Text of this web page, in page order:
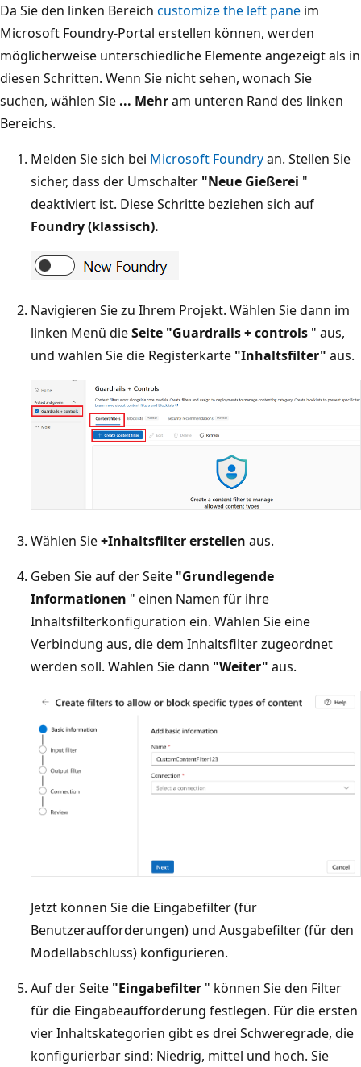
Da Sie den linken Bereich customize the left pane im
Microsoft Foundry-Portal erstellen können, werden
möglicherweise unterschiedliche Elemente angezeigt als in
diesen Schritten. Wenn Sie nicht sehen, wonach Sie
suchen, wählen Sie ... Mehram unteren Rand des linken
Bereichs.
Melden Sie sich bei Microsoft Foundryan. Stellen Sie
sicher, dass der Umschalter "Neue Gießerei "
deaktiviert ist. Diese Schritte beziehen sich auf
Foundry (klassisch).
Navigieren Sie zu Ihrem Projekt. Wählen Sie dann im
linken Menü dieSeite "Guardrails + controls " aus,
und wählen Sie die Registerkarte "Inhaltsfilter" aus.
Wählen Sie+Inhaltsfilter erstellen aus.
Geben Sie auf der Seite "Grundlegende
Informationen " einen Namen für ihre
Inhaltsfilterkonfiguration ein. Wählen Sie eine
Verbindung aus, die dem Inhaltsfilter zugeordnet
werden soll. Wählen Sie dann "Weiter" aus.
Jetzt können Sie die Eingabefilter (für
Benutzeraufforderungen) und Ausgabefilter (für den
Modellabschluss) konfigurieren.
Auf der Seite "Eingabefilter " können Sie den Filter
für die Eingabeaufforderung festlegen. Für die ersten
vier Inhaltskategorien gibt es drei Schweregrade, die
konfigurierbar sind: Niedrig, mittel und hoch. Sie